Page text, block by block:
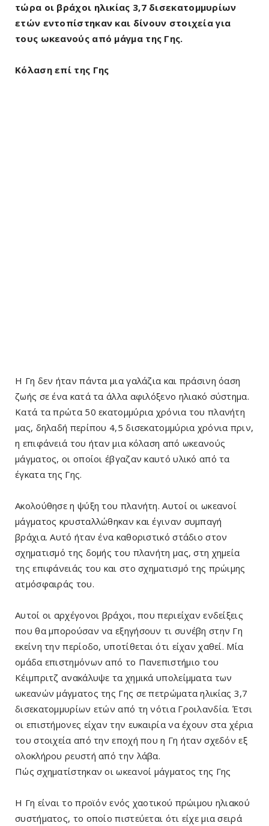
τώρα οι βράχοι ηλικίας 3,7 δισεκατομμυρίων
ετών εντοπίστηκαν και δίνουν στοιχεία για
τους ωκεανούς από μάγμα της Γης.
Κόλαση επί της Γης
Η Γη δεν ήταν πάντα μια γαλάζια και πράσινη όαση
ζωής σε ένα κατά τα άλλα αφιλόξενο ηλιακό σύστημα.
Κατά τα πρώτα 50 εκατομμύρια χρόνια του πλανήτη
μας, δηλαδή περίπου 4,5 δισεκατομμύρια χρόνια πριν,
η επιφάνειά του ήταν μια κόλαση από ωκεανούς
μάγματος, οι οποίοι έβγαζαν καυτό υλικό από τα
έγκατα της Γης.
Ακολούθησε η ψύξη του πλανήτη. Αυτοί οι ωκεανοί
μάγματος κρυσταλλώθηκαν και έγιναν συμπαγή
βράχια. Αυτό ήταν ένα καθοριστικό στάδιο στον
σχηματισμό της δομής του πλανήτη μας, στη χημεία
της επιφάνειάς του και στο σχηματισμό της πρώιμης
ατμόσφαιράς του.
Αυτοί οι αρχέγονοι βράχοι, που περιείχαν ενδείξεις
που θα μπορούσαν να εξηγήσουν τι συνέβη στην Γη
εκείνη την περίοδο, υποτίθεται ότι είχαν χαθεί. Μία
ομάδα επιστημόνων από το Πανεπιστήμιο του
Κέιμπριτζ ανακάλυψε τα χημικά υπολείμματα των
ωκεανών μάγματος της Γης σε πετρώματα ηλικίας 3,7
δισεκατομμυρίων ετών από τη νότια Γροιλανδία. Έτσι
οι επιστήμονες είχαν την ευκαιρία να έχουν στα χέρια
του στοιχεία από την εποχή που η Γη ήταν σχεδόν εξ
ολοκλήρου ρευστή από την λάβα.
Πώς σχηματίστηκαν οι ωκεανοί μάγματος της Γης
Η Γη είναι το προϊόν ενός χαοτικού πρώιμου ηλιακού
συστήματος, το οποίο πιστεύεται ότι είχε μια σειρά